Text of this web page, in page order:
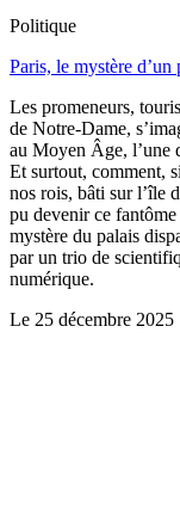
Politique
Paris, le mystère d’un
Les promeneurs,
de Notre-Dame,
au Moyen Âge, l’une
Et surtout, comment,
nos rois, bâti sur l’île
pu devenir ce
mystère du palais
par un trio de
numérique.
Le 25 décembre 2025